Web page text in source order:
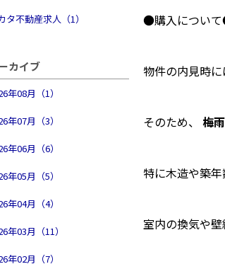
タ不動産求人（1）
カイブ
年08月（1）
年07月（3）
年06月（6）
年05月（5）
年04月（4）
年03月（11）
年02月（7）
●購入につい
物件の内見時
そのため、 梅
特に木造や築年
室内の換気や